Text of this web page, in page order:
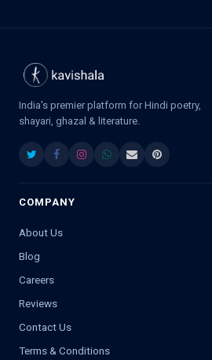
India's premier platform for Hindi poetry,
shayari, ghazal & literature.
COMPANY
About Us
Blog
Careers
Reviews
Contact Us
Terms & Conditions